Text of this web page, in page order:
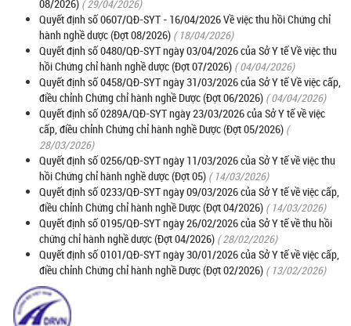
08/2026) ( 29/04/2026)
Quyết định số 0607/QĐ-SYT - 16/04/2026 Về việc thu hồi Chứng chỉ
hành nghề dược (Đợt 08/2026) ( 18/04/2026)
Quyết định số 0480/QĐ-SYT ngày 03/04/2026 của Sở Y tế Về việc thu
hồi Chứng chỉ hành nghề dược (Đợt 07/2026) ( 04/04/2026)
Quyết định số 0458/QĐ-SYT ngày 31/03/2026 của Sở Y tế Về việc cấp,
điều chỉnh Chứng chỉ hành nghề Dược (Đợt 06/2026) ( 04/04/2026)
Quyết định số 0289A/QĐ-SYT ngày 23/03/2026 của Sở Y tế về việc
cấp, điều chỉnh Chứng chỉ hành nghề Dược (Đợt 05/2026) (
28/03/2026)
Quyết định số 0256/QĐ-SYT ngày 11/03/2026 của Sở Y tế về việc thu
hồi Chứng chỉ hành nghề dược (Đợt 05) ( 14/03/2026)
Quyết định số 0233/QĐ-SYT ngày 09/03/2026 của Sở Y tế về việc cấp,
điều chỉnh Chứng chỉ hành nghề Dược (Đợt 04/2026) ( 14/03/2026)
Quyết định số 0195/QĐ-SYT ngày 26/02/2026 của Sở Y tế về thu hồi
chứng chỉ hành nghề dược (Đợt 04/2026) ( 28/02/2026)
Quyết định số 0101/QĐ-SYT ngày 30/01/2026 của Sở Y tế về việc cấp,
điều chỉnh Chứng chỉ hành nghề Dược (Đợt 02/2026) ( 13/02/2026)